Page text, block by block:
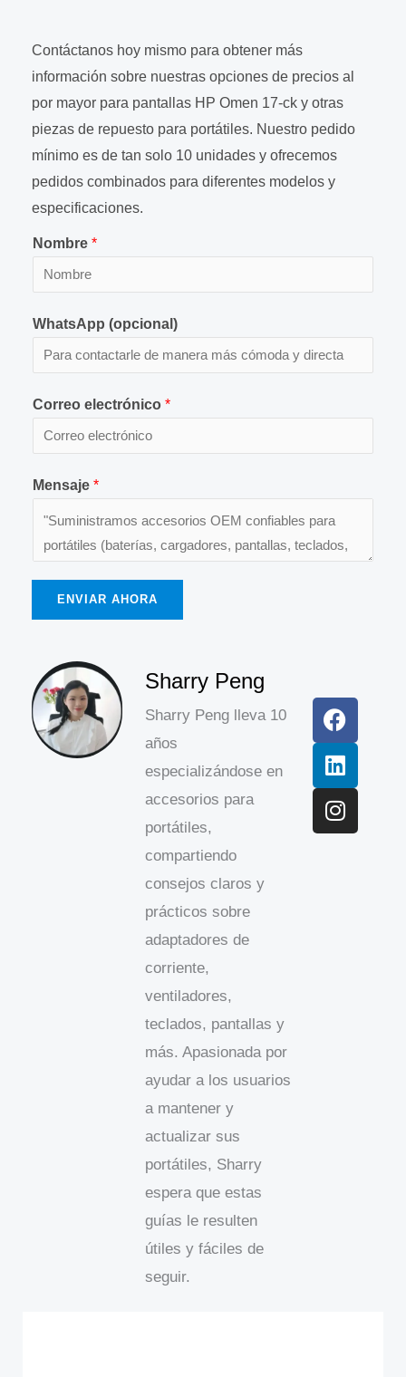
Contáctanos hoy mismo para obtener más
información sobre nuestras opciones de precios al
por mayor para pantallas HP Omen 17-ck y otras
piezas de repuesto para portátiles. Nuestro pedido
mínimo es de tan solo 10 unidades y ofrecemos
pedidos combinados para diferentes modelos y
especificaciones.
Nombre *
WhatsApp (opcional)
Correo electrónico *
Mensaje *
ENVIAR AHORA
Sharry Peng
Sharry Peng lleva 10
años
especializándose en
accesorios para
portátiles,
compartiendo
consejos claros y
prácticos sobre
adaptadores de
corriente,
ventiladores,
teclados, pantallas y
más. Apasionada por
ayudar a los usuarios
a mantener y
actualizar sus
portátiles, Sharry
espera que estas
guías le resulten
útiles y fáciles de
seguir.
a
c
e
b
o
o
k
i
n
k
e
d
i
n
n
s
t
a
g
r
a